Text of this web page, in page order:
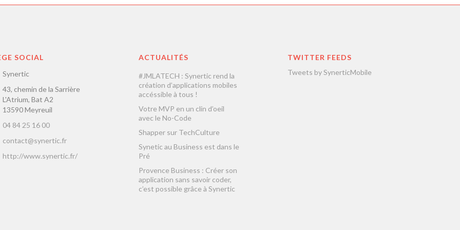
SOCIAL
Synertic
43, chemin de la Sarrière
L'Atrium, Bat A2
13590 Meyreuil
04 84 25 16 00
contact@synertic.fr
http://www.synertic.fr/
ACTUALITÉS
#JMLATECH : Synertic rend la
création d’applications mobiles
accéssible à tous !
Votre MVP en un clin d’oeil
avec le No-Code
Shapper sur TechCulture
Synetic au Business est dans le
Pré
Provence Business : Créer son
application sans savoir coder,
c’est possible grâce à Synertic
TWITTER FEEDS
Tweets by SynerticMobile